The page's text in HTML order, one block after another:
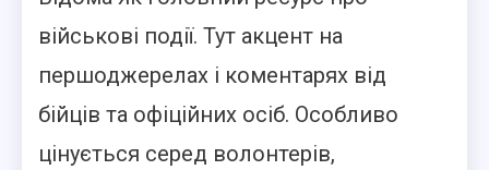
військові події. Тут акцент на
першоджерелах і коментарях від
бійців та офіційних осіб. Особливо
цінується серед волонтерів,